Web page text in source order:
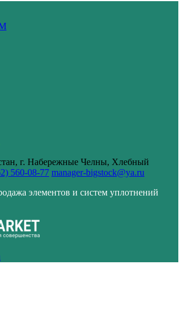
г. Набережные Челны, Хлебный
560-08-77 manager-bigstock@ya.ru
элементов и систем уплотнений